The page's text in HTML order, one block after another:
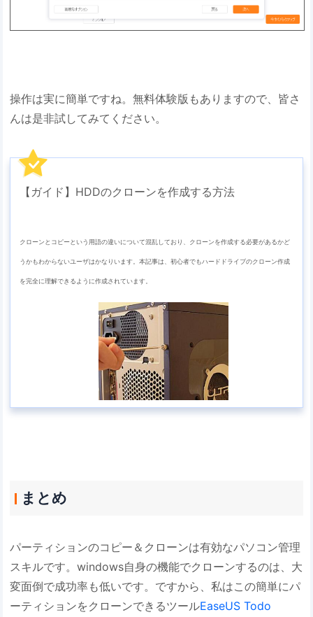
操作は実に簡単ですね。無料体験版もありますので、皆さ
んは是非試してみてください。
【ガイド】HDDのクローンを作成する方法
クローンとコピーという用語の違いについて混乱しており、クローンを作成する必要があるかど
うかもわからないユーザはかなりいます。本記事は、初心者でもハードドライブのクローン作成
を完全に理解できるように作成されています。
まとめ
パーティションのコピー＆クローンは有効なパソコン管理
スキルです。windows自身の機能でクローンするのは、大
変面倒で成功率も低いです。ですから、私はこの簡単にパ
ーティションをクローンできるツールEaseUS Todo